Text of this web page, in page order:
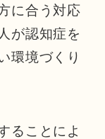
に合う対応
が認知症を
環境づくり
ることによ